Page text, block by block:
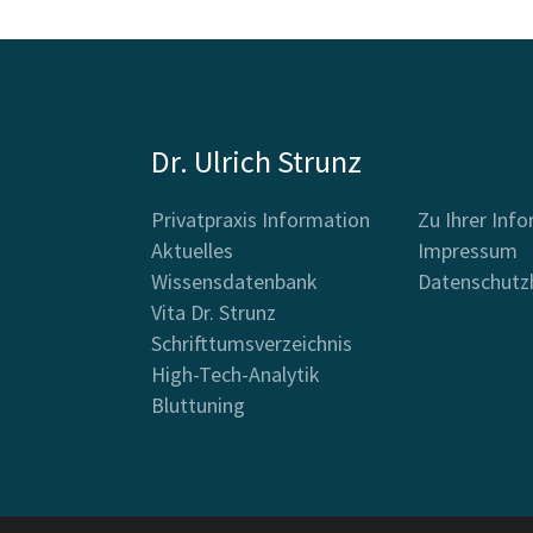
Dr. Ulrich Strunz
Privatpraxis Information
Aktuelles
Wissensdatenbank
Vita Dr. Strunz
Schrifttumsverzeichnis
High-Tech-Analytik
Bluttuning
Zu Ihrer
Impressum